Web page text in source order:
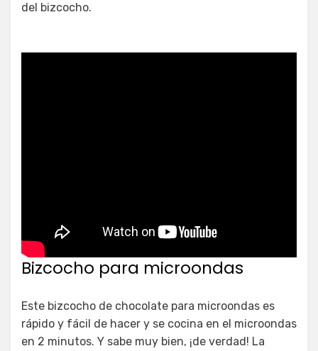
del bizcocho.
Bizcocho para microondas
Este bizcocho de chocolate para microondas es
rápido y fácil de hacer y se cocina en el microondas
en 2 minutos. Y sabe muy bien, ¡de verdad! La